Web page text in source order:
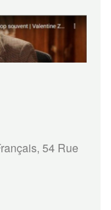
54 Rue